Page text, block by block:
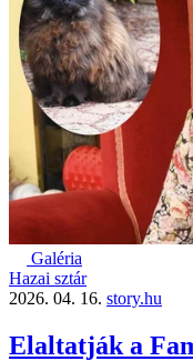
Galéria
Hazai sztár
2026. 04. 16. story.hu
Elaltatják a